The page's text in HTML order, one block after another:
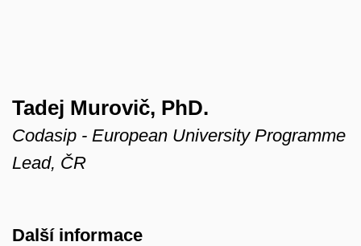
Tadej Murovič, PhD.
Codasip - European University Programme
Lead, ČR
Další informace